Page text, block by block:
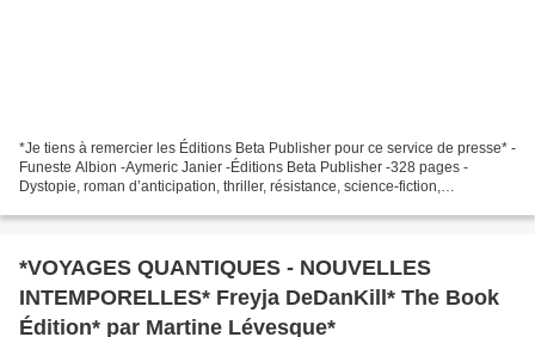
*Je tiens à remercier les Éditions Beta Publisher pour ce service de presse* -
Funeste Albion -Aymeric Janier -Éditions Beta Publisher -328 pages -
Dystopie, roman d’anticipation, thriller, résistance, science-fiction,
*VOYAGES QUANTIQUES - NOUVELLES
INTEMPORELLES* Freyja DeDanKill* The Book
Édition* par Martine Lévesque*